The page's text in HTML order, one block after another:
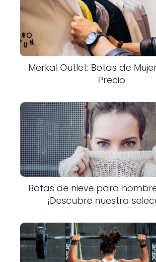
Merkal Outlet: Botas de
Precio
Botas de nieve para
¡Descubre nuestra